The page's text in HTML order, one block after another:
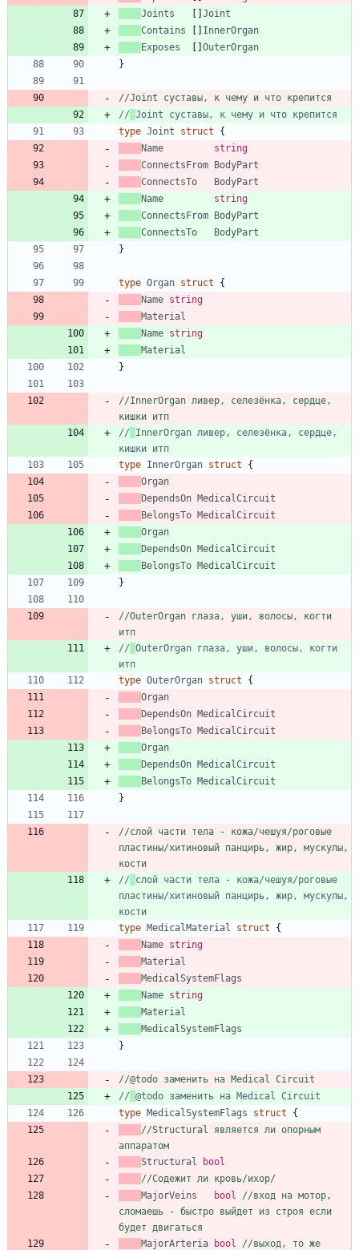
Joints
Joint
Contains
InnerOrgan
Exposes
OuterOrgan
}
//Joint суставы, к чему и что крепится
// Joint суставы, к чему и что крепится
type Joint struct
{
Name
string
ConnectsFrom
BodyPart
ConnectsTo
BodyPart
Name
string
ConnectsFrom
BodyPart
ConnectsTo
BodyPart
}
type Organ struct
{
Name string
Material
Name string
Material
}
//InnerOrgan ливер, селезёнка, сердце,
кишки итп
//
InnerOrgan ливер, селезёнка, сердце,
кишки итп
type InnerOrgan struct
{
Organ
DependsOn MedicalCircuit
BelongsTo MedicalCircuit
Organ
DependsOn MedicalCircuit
BelongsTo MedicalCircuit
}
//OuterOrgan глаза, уши, волосы, когти
итп
// OuterOrgan глаза, уши, волосы, когти
итп
type OuterOrgan struct
{
Organ
DependsOn MedicalCircuit
BelongsTo MedicalCircuit
Organ
DependsOn MedicalCircuit
BelongsTo MedicalCircuit
}
//слой части тела - кожа/чешуя/роговые
пластины/хитиновый панцирь, жир, мускулы,
кости
//
слой части тела - кожа/чешуя/роговые
пластины/хитиновый панцирь, жир, мускулы,
кости
type MedicalMaterial struct
{
Name string
Material
MedicalSystemFlags
Name string
Material
MedicalSystemFlags
}
//@todo заменить на Medical Circuit
// @todo заменить на Medical Circuit
type MedicalSystemFlags struct
{
//Structural является ли опорным
аппаратом
Structural
bool
//Содежит ли кровь/ихор/
MajorVeins
bool
//вход на мотор,
сломаешь - быстро выйдет из строя если
будет двигаться
MajorArteria
bool //выход, то же